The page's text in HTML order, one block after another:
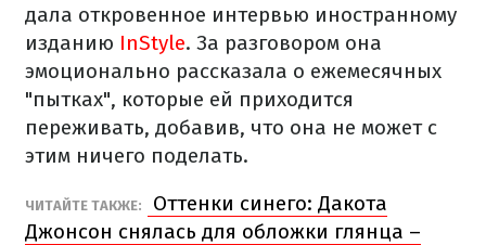
дала откровенное интервью иностранному
изданию InStyle. За разговором она
эмоционально рассказала о ежемесячных
"пытках", которые ей приходится
переживать, добавив, что она не может с
этим ничего поделать.
ЧИТАЙТЕ ТАКЖЕ:
Оттенки синего: Дакота
Джонсон снялась для обложки глянца –